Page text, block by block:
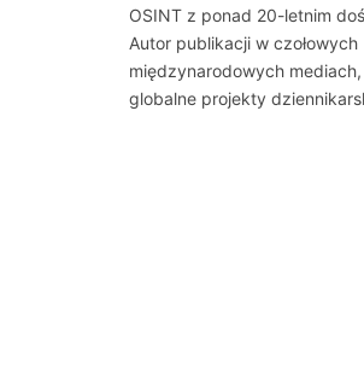
OSINT z ponad 20-letnim
Autor publikacji w czołowych
międzynarodowych
globalne projekty